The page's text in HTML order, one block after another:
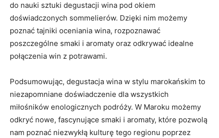
do​ nauki ‌sztuki degustacji wina pod okiem
doświadczonych ⁢sommelierów. Dzięki nim ⁢możemy
poznać tajniki oceniania wina, rozpoznawać
poszczególne smaki i aromaty⁣ oraz odkrywać idealne
połączenia⁣ win z potrawami.
Podsumowując, degustacja wina w stylu marokańskim to
niezapomniane doświadczenie dla wszystkich
⁤miłośników enologicznych podróży. W Maroku możemy
odkryć nowe, fascynujące smaki i aromaty, które pozwolą⁤
nam poznać⁣ niezwykłą kulturę⁣ tego regionu poprzez‍